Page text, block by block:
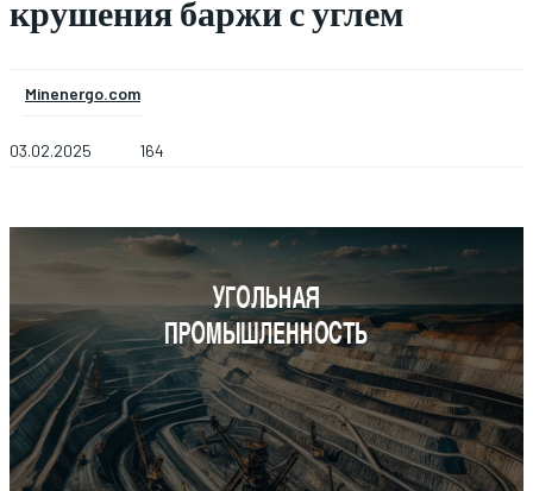
крушения баржи с углем
Minenergo.com
03.02.2025 164